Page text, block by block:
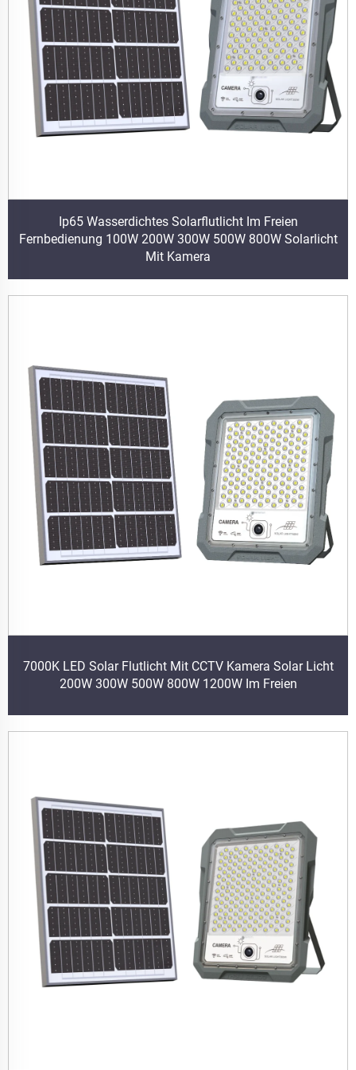
Ip65 Wasserdichtes Solarflutlicht Im Freien
Fernbedienung 100W 200W 300W 500W 800W Solarlicht
Mit Kamera
7000K LED Solar Flutlicht Mit CCTV Kamera Solar Licht
200W 300W 500W 800W 1200W Im Freien